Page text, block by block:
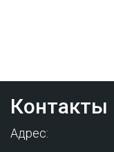
Контакты
Адрес: